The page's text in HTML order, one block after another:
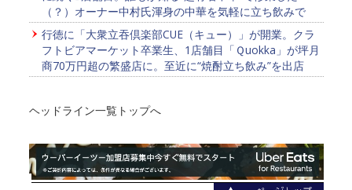
（？）オーナー中村氏渾身の中華を気軽に立ち飲みで
行徳に「大衆立吞倶楽部CUE（キュー）」が開業。クラ
フトビアマーケット卒業生、1店舗目「Ｑuokka」が坪月
商70万円超の繁盛店に。至近に“焼酎立ち飲み”を出店
ヘッドライン一覧トップへ